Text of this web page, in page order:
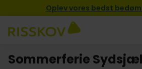
Oplev vores bedst
Sommerferie